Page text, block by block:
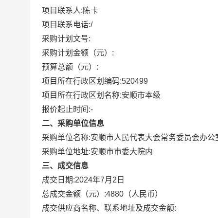
项目联系人: 陈卡
项目联系电话:/
采购计划文号:
采购计划金额（元）:
预算总额（元）:
项目所在行政区划编码:520499
项目所在行政区划名称:安顺市本级
报价起止时间:-
二、采购单位信息
采购单位名称:安顺市人民代表大会常务委员会办公
采购单位地址:安顺市市委大院内
三、成交信息
成交日期:2024年7月2日
总成交金额（元）:4880 （人民币）
成交供应商名称、联系地址及成交金额: